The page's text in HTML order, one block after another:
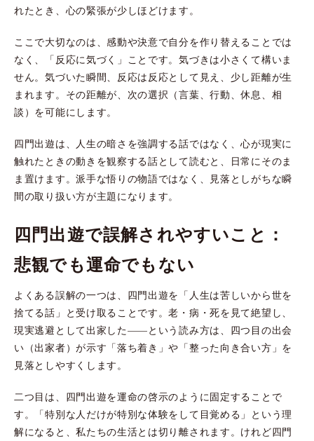
れたとき、心の緊張が少しほどけます。
ここで大切なのは、感動や決意で自分を作り替えることでは
なく、「反応に気づく」ことです。気づきは小さくて構いま
せん。気づいた瞬間、反応は反応として見え、少し距離が生
まれます。その距離が、次の選択（言葉、行動、休息、相
談）を可能にします。
四門出遊は、人生の暗さを強調する話ではなく、心が現実に
触れたときの動きを観察する話として読むと、日常にそのま
ま置けます。派手な悟りの物語ではなく、見落としがちな瞬
間の取り扱い方が主題になります。
四門出遊で誤解されやすいこと：
悲観でも運命でもない
よくある誤解の一つは、四門出遊を「人生は苦しいから世を
捨てる話」と受け取ることです。老・病・死を見て絶望し、
現実逃避として出家した——という読み方は、四つ目の出会
い（出家者）が示す「落ち着き」や「整った向き合い方」を
見落としやすくします。
二つ目は、四門出遊を運命の啓示のように固定することで
す。「特別な人だけが特別な体験をして目覚める」という理
解になると、私たちの生活とは切り離されます。けれど四門